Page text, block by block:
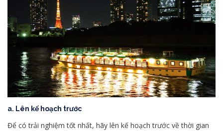
a. Lên kế hoạch trước
Để có trải nghiệm tốt nhất, hãy lên kế hoạch trước về thời gian